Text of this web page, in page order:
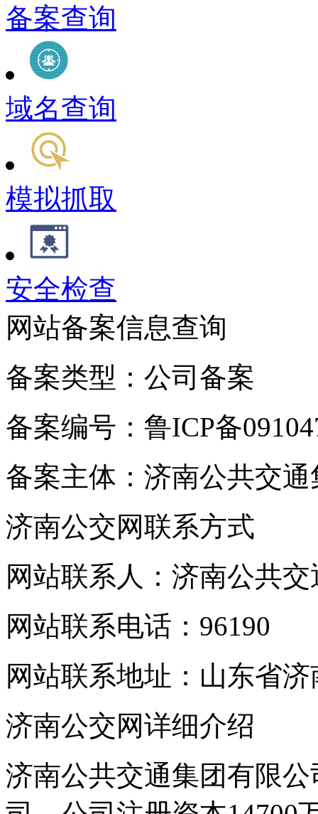
备案查询
域名查询
模拟抓取
安全检查
网站备案信息查询
备案类型：公司备案
备案编号：鲁ICP备
备案主体：济南公共交
济南公交网联系方式
网站联系人：济南公共
网站联系电话：96190
网站联系地址：山东省
济南公交网详细介绍
济南公共交通集团有限